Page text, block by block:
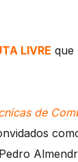
LIVRE que
de